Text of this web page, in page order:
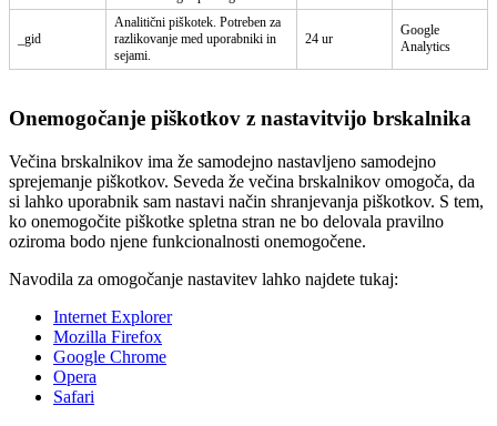
_gid
Analitični piškotek. Potreben za
razlikovanje med uporabniki in
sejami.
24 ur
Google
Analytics
Onemogočanje piškotkov z nastavitvijo brskalnika
Večina brskalnikov ima že samodejno nastavljeno samodejno
sprejemanje piškotkov. Seveda že večina brskalnikov omogoča, da
si lahko uporabnik sam nastavi način shranjevanja piškotkov. S tem,
ko onemogočite piškotke spletna stran ne bo delovala pravilno
oziroma bodo njene funkcionalnosti onemogočene.
Navodila za omogočanje nastavitev lahko najdete tukaj:
Internet Explorer
Mozilla Firefox
Google Chrome
Opera
Safari